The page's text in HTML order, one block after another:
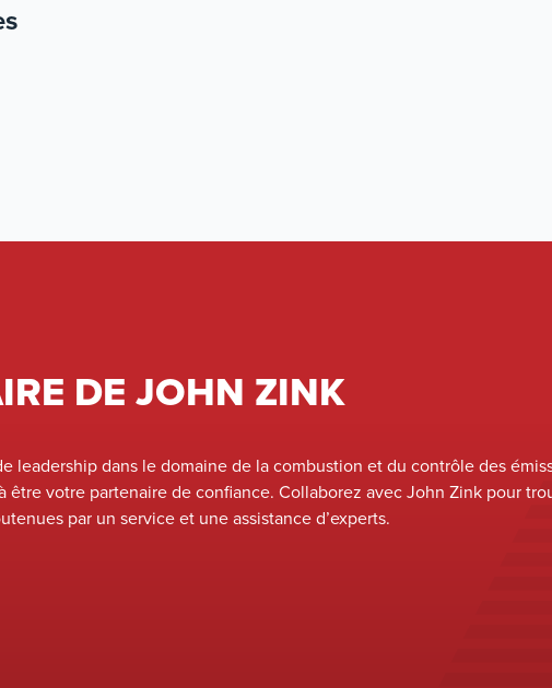
DE JOHN ZINK
leadership dans le domaine de la combustion et du contrôle des
être votre partenaire de confiance. Collaborez avec John Zink pour
par un service et une assistance d’experts.